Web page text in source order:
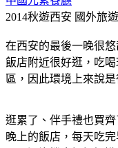
2014秋遊西安 國外旅遊
在西安的最後一晚很
飯店附近很好逛，吃
區，因此環境上來說是
逛累了、伴手禮也買
晚上的飯店，每天吃